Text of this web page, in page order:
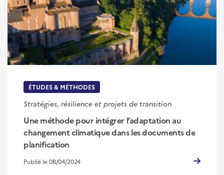
ÉTUDES & MÉTHODES
Stratégies, résilience et projets de transition
Une méthode pour intégrer l’adaptation au
changement climatique dans les documents de
planification
Publié le 08/04/2024